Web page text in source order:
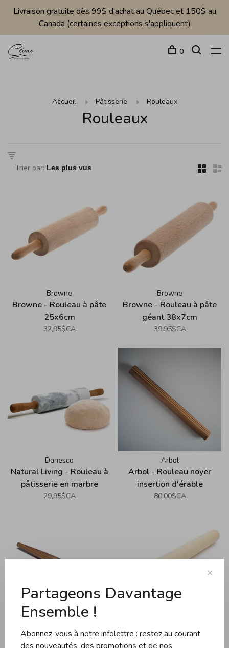
Livraison gratuite dès 99$ d'achat au Québec et 150$ au
Canada (certaines exceptions s'appliquent)
0
Accueil Pâtisserie Rouleaux
Rouleaux
Trier par:
Browne
Browne - Rouleau à pâte
25x6cm
32,95$CA
Browne
Browne - Rouleau à pâte
géant 38x7cm
39,95$CA
Danesco
Natural Living - Rouleau à
pâtisserie en marbre
29,95$CA
Arbol
Arbol - Rouleau noyer
insertion d'érable
80,00$CA
Maison Milan - Lena
Rouleau à pâte 20x2cm
✕
Partageons Davantage
Ensemble !
Abonnez-vous à notre infolettre : restez au courant
des nouveautés, des promotions et de nos